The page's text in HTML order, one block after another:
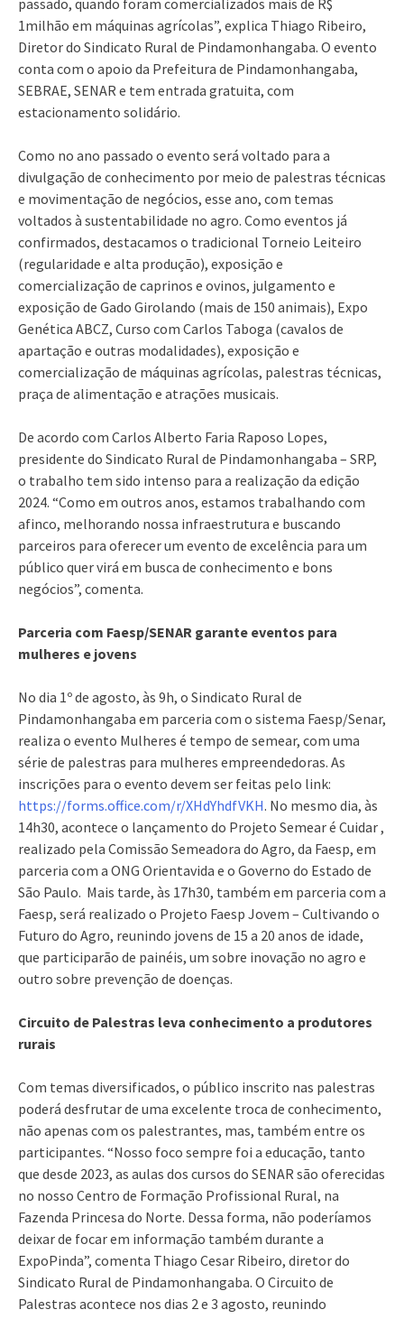
1milhão em máquinas agrícolas”, explica Thiago Ribeiro,
Diretor do Sindicato Rural de Pindamonhangaba. O evento
conta com o apoio da Prefeitura de Pindamonhangaba,
SEBRAE, SENAR e tem entrada gratuita, com
estacionamento solidário.
Como no ano passado o evento será voltado para a
divulgação de conhecimento por meio de palestras técnicas
e movimentação de negócios, esse ano, com temas
voltados à sustentabilidade no agro. Como eventos já
confirmados, destacamos o tradicional Torneio Leiteiro
(regularidade e alta produção), exposição e
comercialização de caprinos e ovinos, julgamento e
exposição de Gado Girolando (mais de 150 animais), Expo
Genética ABCZ, Curso com Carlos Taboga (cavalos de
apartação e outras modalidades), exposição e
comercialização de máquinas agrícolas, palestras técnicas,
praça de alimentação e atrações musicais.
De acordo com Carlos Alberto Faria Raposo Lopes,
presidente do Sindicato Rural de Pindamonhangaba – SRP,
o trabalho tem sido intenso para a realização da edição
2024. “Como em outros anos, estamos trabalhando com
afinco, melhorando nossa infraestrutura e buscando
parceiros para oferecer um evento de excelência para um
público quer virá em busca de conhecimento e bons
negócios”, comenta.
Parceria com Faesp/SENAR garante eventos para
mulheres e jovens
No dia 1º de agosto, às 9h, o Sindicato Rural de
Pindamonhangaba em parceria com o sistema Faesp/Senar,
realiza o evento Mulheres é tempo de semear, com uma
série de palestras para mulheres empreendedoras. As
inscrições para o evento devem ser feitas pelo link:
https://forms.office.com/r/XHdYhdfVKH. No mesmo dia, às
14h30, acontece o lançamento do Projeto Semear é Cuidar ,
realizado pela Comissão Semeadora do Agro, da Faesp, em
parceria com a ONG Orientavida e o Governo do Estado de
São Paulo. Mais tarde, às 17h30, também em parceria com a
Faesp, será realizado o Projeto Faesp Jovem – Cultivando o
Futuro do Agro, reunindo jovens de 15 a 20 anos de idade,
que participarão de painéis, um sobre inovação no agro e
outro sobre prevenção de doenças.
Circuito de Palestras leva conhecimento a produtores
rurais
Com temas diversificados, o público inscrito nas palestras
poderá desfrutar de uma excelente troca de conhecimento,
não apenas com os palestrantes, mas, também entre os
participantes. “Nosso foco sempre foi a educação, tanto
que desde 2023, as aulas dos cursos do SENAR são oferecidas
no nosso Centro de Formação Profissional Rural, na
Fazenda Princesa do Norte. Dessa forma, não poderíamos
deixar de focar em informação também durante a
ExpoPinda”, comenta Thiago Cesar Ribeiro, diretor do
Sindicato Rural de Pindamonhangaba. O Circuito de
Palestras acontece nos dias 2 e 3 agosto, reunindo